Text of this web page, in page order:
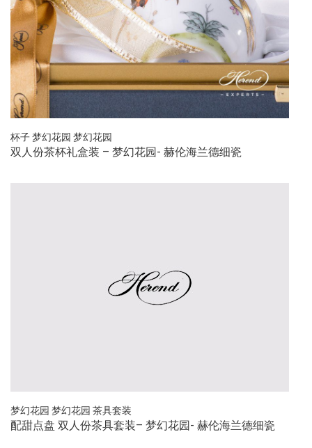
杯子梦幻花园 梦幻花园
双人份茶杯礼盒装 – 梦幻花园- 赫伦海兰德细瓷
梦幻花园 梦幻花园 茶具套装
配甜点盘 双人份茶具套装– 梦幻花园- 赫伦海兰德细瓷